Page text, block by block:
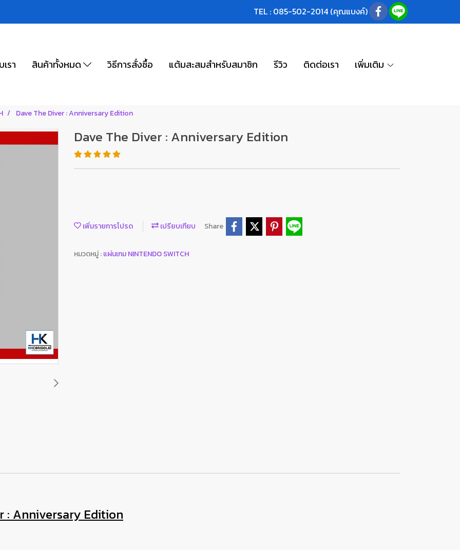
TEL : 085-502-2014 (คุณแบงค์)
รา สินค้าทั้งหมด วิธีการสั่งซื้อ แต้มสะสมสำหรับสมาชิก รีวิว ติดต่อเรา เพิ่มเติม
Dave The Diver : Anniversary Edition
Dave The Diver : Anniversary Edition
เพิ่มรายการโปรด เปรียบเทียบ Share
หมวดหมู่ :แผ่นเกม NINTENDO SWITCH
: Anniversary Edition